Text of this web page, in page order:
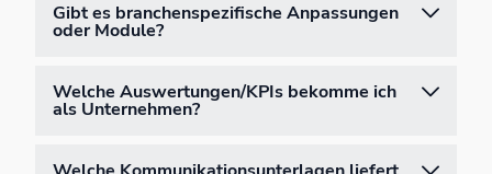
Gibt es branchenspezifische Anpassungen
oder Module?
Welche Auswertungen/KPIs bekomme ich
als Unternehmen?